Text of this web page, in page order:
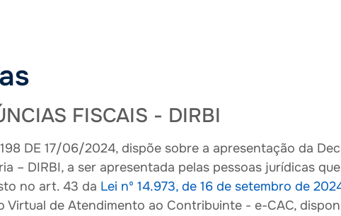
FISCAIS - DIRBI
DE 17/06/2024, dispõe sobre a apresentação da
– DIRBI, a ser apresentada pelas pessoas jurídicas
no art. 43 da Lei nº 14.973, de 16 de setembro de
Virtual de Atendimento ao Contribuinte - e-CAC,